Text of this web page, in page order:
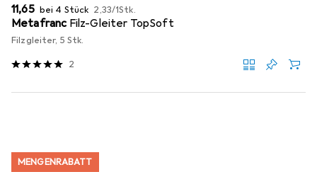
EUR
11,65 bei 4 Stück EUR
2,33/1Stk.
Metafranc Filz-Gleiter TopSoft
Filzgleiter, 5 Stk.
2
MENGENRABATT